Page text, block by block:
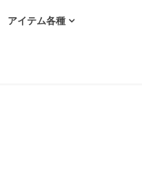
アイテム各種